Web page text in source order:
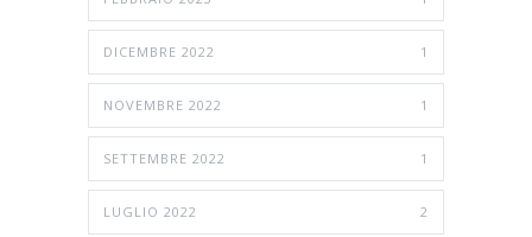
DICEMBRE 2022 1
NOVEMBRE 2022 1
SETTEMBRE 2022 1
LUGLIO 2022 2